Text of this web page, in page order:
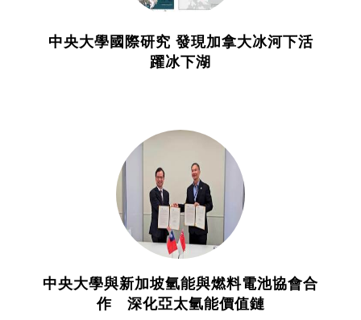
中央大學國際研究 發現加拿大冰河下活
躍冰下湖
中央大學與新加坡氫能與燃料電池協會合
作 深化亞太氫能價值鏈